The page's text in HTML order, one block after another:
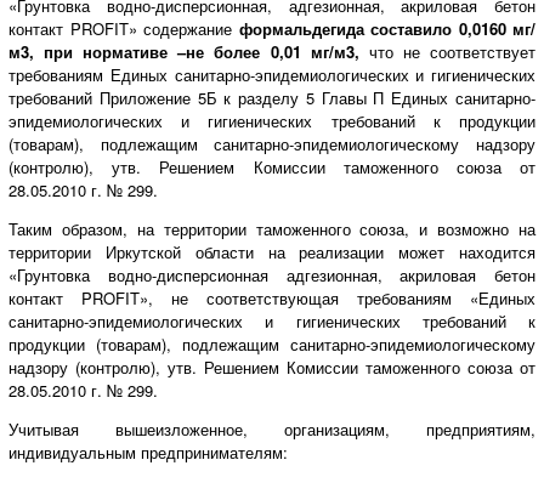
«Грунтовка водно-дисперсионная, адгезионная, акриловая бетон
контакт PROFIT» содержание формальдегида составило 0,0160 мг/
м3, при нормативе –не более 0,01 мг/м3, что не соответствует
требованиям Единых санитарно-эпидемиологических и гигиенических
требований Приложение 5Б к разделу 5 Главы П Единых санитарно-
эпидемиологических и гигиенических требований к продукции
(товарам), подлежащим санитарно-эпидемиологическому надзору
(контролю), утв. Решением Комиссии таможенного союза от
28.05.2010 г. № 299.
Таким образом, на территории таможенного союза, и возможно на
территории Иркутской области на реализации может находится
«Грунтовка водно-дисперсионная адгезионная, акриловая бетон
контакт PROFIT», не соответствующая требованиям «Единых
санитарно-эпидемиологических и гигиенических требований к
продукции (товарам), подлежащим санитарно-эпидемиологическому
надзору (контролю), утв. Решением Комиссии таможенного союза от
28.05.2010 г. № 299.
Учитывая вышеизложенное, организациям, предприятиям,
индивидуальным предпринимателям: